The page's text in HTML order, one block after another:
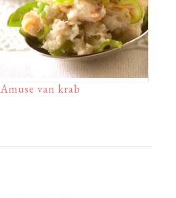
Amuse van krab